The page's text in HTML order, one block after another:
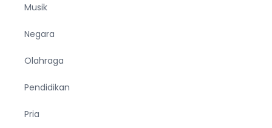
Musik
Negara
Olahraga
Pendidikan
Pria